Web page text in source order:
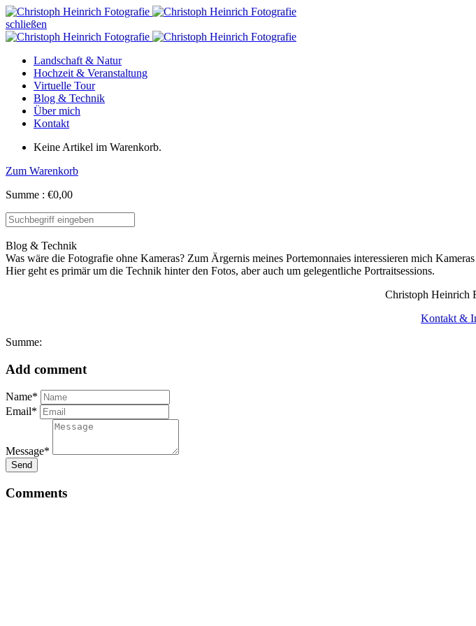
schließen
Landschaft & Natur
Hochzeit & Veranstaltung
Virtuelle Tour
Blog & Technik
Über mich
Kontakt
Keine Artikel im Warenkorb.
Zum Warenkorb
Summe : €0,00
Blog & Technik
Was wäre die Fotografie ohne Kameras? Zum Ärgernis meines Portemonnaies interessieren mich
Hier geht es primär um die Technik hinter den Fotos, aber auch um gelegentliche Portraitsessions.
Christoph Heinrich
Kontakt &
Summe:
Add comment
Name*
Email*
Message*
Send
Comments